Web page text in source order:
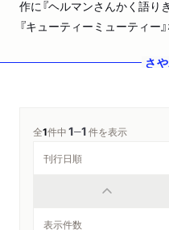
作に『ヘルマンさんかく語り
『キューティーミューティー』
さ
全1件中1─1件を表示